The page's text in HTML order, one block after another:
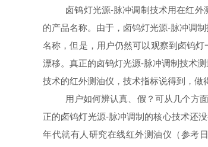
卤钨灯光源-脉冲调制技术用在红外
的产品名称。由于，卤钨灯光源-脉冲调
名称，但是，用户仍然可以观察到卤钨
漂移。真正的卤钨灯光源-脉冲调制技术
技术的红外测油仪，技术指标说得到，做
用户如何辨认真、假？可从几个方面
正的卤钨灯光源-脉冲调制的核心技术还
年代就有人研究在线红外测油仪（参考